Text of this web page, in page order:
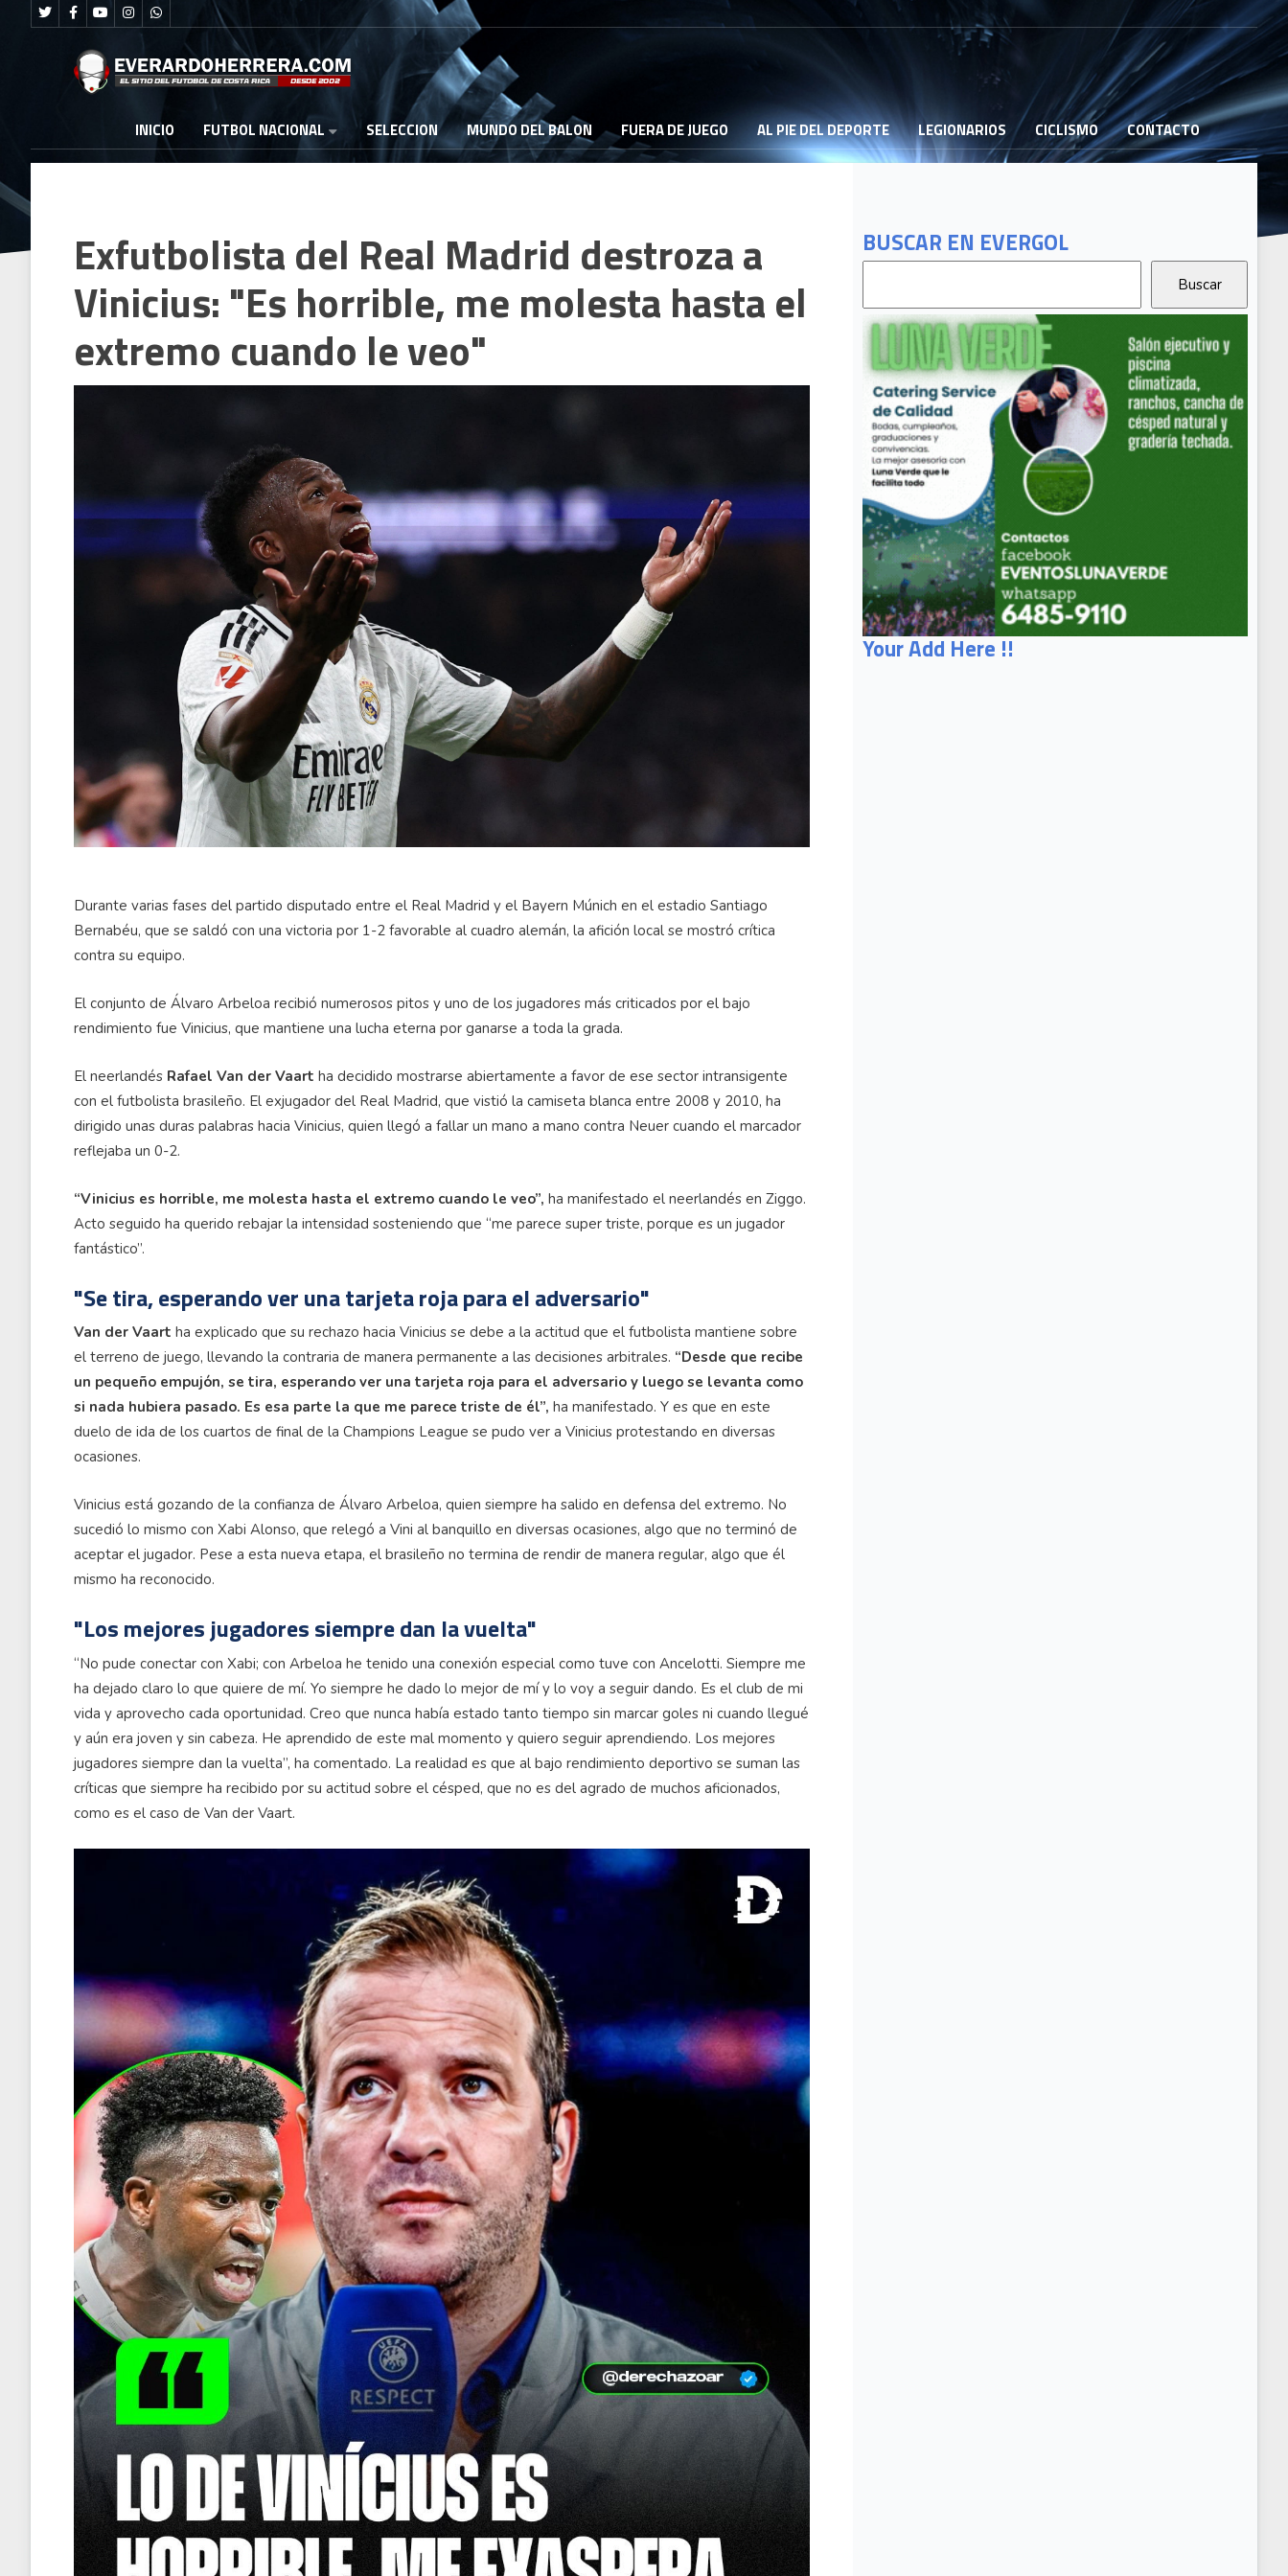
INICIO FUTBOL NACIONAL SELECCION MUNDO DEL BALON FUERA DE JUEGO AL PIE DEL DEPORTE LEGIONARIOS CICLISMO CONTACTO
BUSCAR EN EVERGOL
Your Add Here !!
Exfutbolista del Real Madrid destroza a
Vinicius: "Es horrible, me molesta hasta el
extremo cuando le veo"
Durante varias fases del partido disputado entre el Real Madrid y el Bayern Múnich en el estadio Santiago
Bernabéu, que se saldó con una victoria por 1-2 favorable al cuadro alemán, la afición local se mostró crítica
contra su equipo.
El conjunto de Álvaro Arbeloa recibió numerosos pitos y uno de los jugadores más criticados por el bajo
rendimiento fue Vinicius, que mantiene una lucha eterna por ganarse a toda la grada.
El neerlandés Rafael Van der Vaart ha decidido mostrarse abiertamente a favor de ese sector intransigente
con el futbolista brasileño. El exjugador del Real Madrid, que vistió la camiseta blanca entre 2008 y 2010, ha
dirigido unas duras palabras hacia Vinicius, quien llegó a fallar un mano a mano contra Neuer cuando el marcador
reflejaba un 0-2.
“Vinicius es horrible, me molesta hasta el extremo cuando le veo”, ha manifestado el neerlandés en Ziggo.
Acto seguido ha querido rebajar la intensidad sosteniendo que “me parece super triste, porque es un jugador
fantástico”.
"Se tira, esperando ver una tarjeta roja para el adversario"
Van der Vaart ha explicado que su rechazo hacia Vinicius se debe a la actitud que el futbolista mantiene sobre
el terreno de juego, llevando la contraria de manera permanente a las decisiones arbitrales. “Desde que recibe
un pequeño empujón, se tira, esperando ver una tarjeta roja para el adversario y luego se levanta como
si nada hubiera pasado. Es esa parte la que me parece triste de él”, ha manifestado. Y es que en este
duelo de ida de los cuartos de final de la Champions League se pudo ver a Vinicius protestando en diversas
ocasiones.
Vinicius está gozando de la confianza de Álvaro Arbeloa, quien siempre ha salido en defensa del extremo. No
sucedió lo mismo con Xabi Alonso, que relegó a Vini al banquillo en diversas ocasiones, algo que no terminó de
aceptar el jugador. Pese a esta nueva etapa, el brasileño no termina de rendir de manera regular, algo que él
mismo ha reconocido.
"Los mejores jugadores siempre dan la vuelta"
“No pude conectar con Xabi; con Arbeloa he tenido una conexión especial como tuve con Ancelotti. Siempre me
ha dejado claro lo que quiere de mí. Yo siempre he dado lo mejor de mí y lo voy a seguir dando. Es el club de mi
vida y aprovecho cada oportunidad. Creo que nunca había estado tanto tiempo sin marcar goles ni cuando llegué
y aún era joven y sin cabeza. He aprendido de este mal momento y quiero seguir aprendiendo. Los mejores
jugadores siempre dan la vuelta”, ha comentado. La realidad es que al bajo rendimiento deportivo se suman las
críticas que siempre ha recibido por su actitud sobre el césped, que no es del agrado de muchos aficionados,
como es el caso de Van der Vaart.